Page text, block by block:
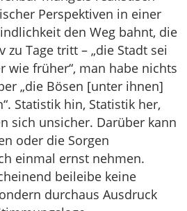
Perspektiven in einer
den Weg bahnt, die
zu Tage tritt – „die Stadt sei
wie früher“, man habe nichts
„die Bösen [unter ihnen]
Statistik hin, Statistik her,
sich unsicher. Darüber kann
oder die Sorgen
einmal ernst nehmen.
beileibe keine
durchaus Ausdruck